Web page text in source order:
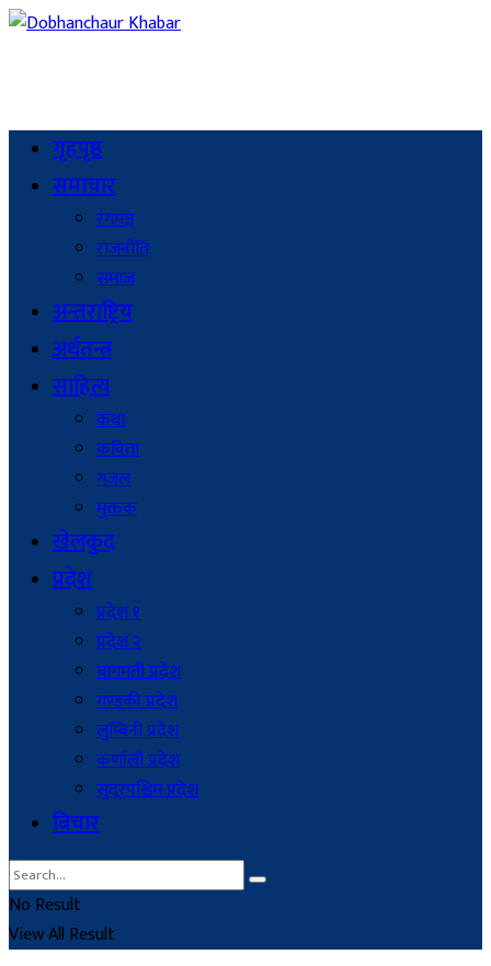
गृहपृष्ठ
समाचार
रंगमञ्च
राजनीति
समाज
अन्तराष्ट्रिय
अर्थतन्त्र
साहित्य
कथा
कविता
गजल
मुक्तक
खेलकुद
प्रदेश
प्रदेश १
प्रदेश २
बागमती प्रदेश
गण्डकी प्रदेश
लुम्बिनी प्रदेश
कर्णाली प्रदेश
सुदूरपश्चिम प्रदेश
बिचार
No Result
View All Result